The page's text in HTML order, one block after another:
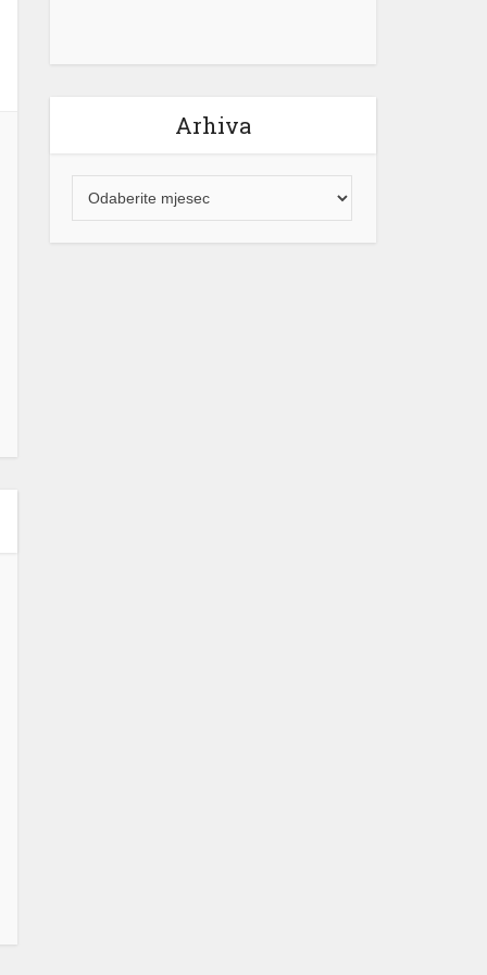
Arhiva